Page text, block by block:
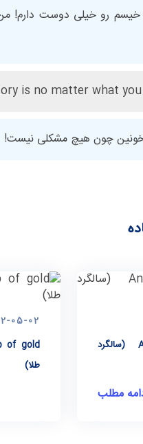
رو خیلی دوست دارم!
is no matter what you
بخونین چون هیچ مشکلی نیست!
Anniversary Day (سالگرد
مطلب
05-02
طلا)